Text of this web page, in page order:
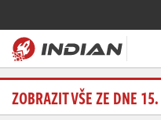
Magazín
ZOBRAZIT VŠE ZE DNE